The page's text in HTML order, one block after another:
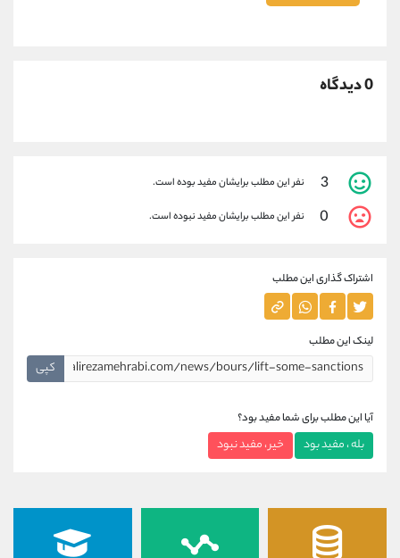
0 دیدگاه
3 نفر این مطلب برایشان مفید بوده است.
0 نفر این مطلب برایشان مفید نبوده است.
اشتراک گذاری این مطلب
لینک این مطلب
کپی
آیا این مطلب برای شما مفید بود؟
بله ، مفید بود خیر ، مفید نبود